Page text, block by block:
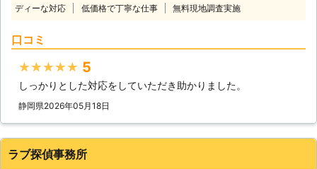
なった。金銭や人間関係でトラブルを
器具は前から取り付けられていたもの
ディーな対応
低価格で丁寧な仕事 無料現地調査実施
口コミ
★★★★★ 5
しっかりとした対応をしていただき助かりました。
静岡県2026年05月18日
ラブ探偵事務所